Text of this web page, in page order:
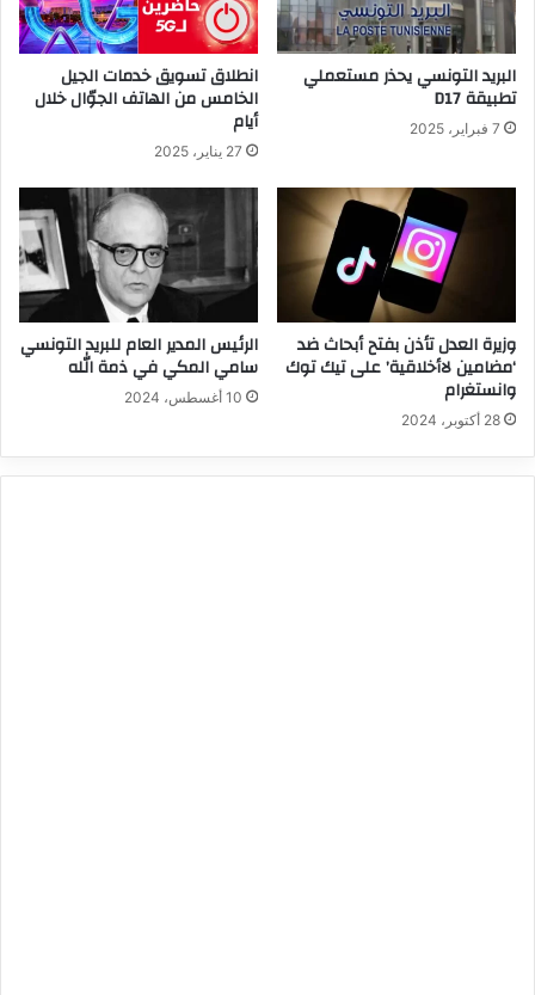
البريد التونسي يحذر مستعملي
تطبيقة D17
7 فبراير، 2025
انطلاق تسويق خدمات الجيل
الخامس من الهاتف الجوّال خلال
أيام
27 يناير، 2025
وزيرة العدل تأذن بفتح أبحاث ضد
‘مضامين لاأخلاقية’ على تيك توك
وانستغرام
28 أكتوبر، 2024
الرئيس المدير العام للبريد التونسي
سامي المكي في ذمة الله
10 أغسطس، 2024